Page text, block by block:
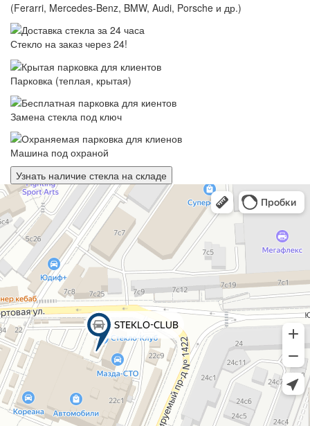
(Ferarri, Mercedes-Benz, BMW, Audi, Porsche и др.)
Стекло на заказ через 24!
Парковка (теплая, крытая)
Замена стекла под ключ
Машина под охраной
Узнать наличие стекла на складе